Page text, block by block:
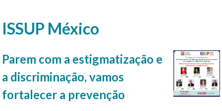
ISSUP México
Parem com a estigmatização e
a discriminação, vamos
fortalecer a prevenção